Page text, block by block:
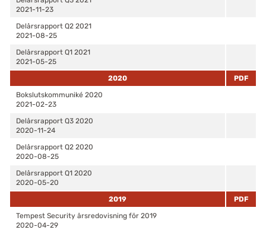
2021-11-23
Delårsrapport Q2 2021
2021-08-25
Delårsrapport Q1 2021
2021-05-25
2020
PDF
Bokslutskommuniké 2020
2021-02-23
Delårsrapport Q3 2020
2020-11-24
Delårsrapport Q2 2020
2020-08-25
Delårsrapport Q1 2020
2020-05-20
2019
PDF
Tempest Security årsredovisning för 2019
2020-04-29